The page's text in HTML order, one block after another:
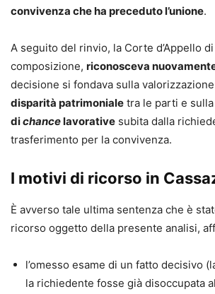
convivenza che ha preceduto l’unione.
A seguito del rinvio, la Corte d’Appello
composizione, riconosceva
decisione si fondava sulla
disparità patrimoniale tra le parti e sulla
dichancelavorative subita dalla
trasferimento per la convivenza.
I motivi di ricorso in
È avverso tale ultima sentenza che è
ricorso oggetto della presente analisi,
l’omesso esame di un fatto decisivo
la richiedente fosse già disoccupata